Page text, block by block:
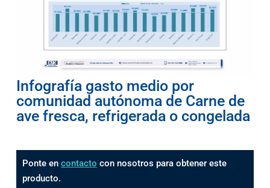
Infografía gasto medio por
comunidad autónoma de Carne de
ave fresca, refrigerada o congelada
Ponte en contacto con nosotros para obtener este
producto.